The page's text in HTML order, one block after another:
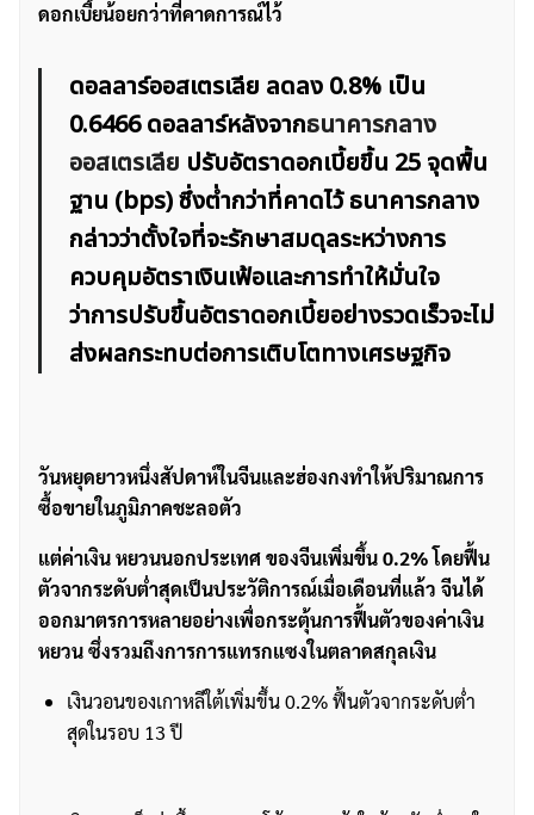
ดอกเบี้ยน้อยกว่าที่คาดการณ์ไว้
ดอลลาร์ออสเตรเลีย ลดลง 0.8% เป็น
0.6466 ดอลลาร์หลังจากธนาคารกลาง
ออสเตรเลีย ปรับอัตราดอกเบี้ยขึ้น 25 จุดพื้น
ฐาน (bps) ซึ่งต่ำกว่าที่คาดไว้ ธนาคารกลาง
กล่าวว่าตั้งใจที่จะรักษาสมดุลระหว่างการ
ควบคุมอัตราเงินเฟ้อและการทำให้มั่นใจ
ว่าการปรับขึ้นอัตราดอกเบี้ยอย่างรวดเร็วจะไม่
ส่งผลกระทบต่อการเติบโตทางเศรษฐกิจ
วันหยุดยาวหนึ่งสัปดาห์ในจีนและฮ่องกงทำให้ปริมาณการ
ซื้อขายในภูมิภาคชะลอตัว
แต่ค่าเงิน หยวนนอกประเทศ ของจีนเพิ่มขึ้น 0.2% โดยฟื้น
ตัวจากระดับต่ำสุดเป็นประวัติการณ์เมื่อเดือนที่แล้ว จีนได้
ออกมาตรการหลายอย่างเพื่อกระตุ้นการฟื้นตัวของค่าเงิน
หยวน ซึ่งรวมถึงการการแทรกแซงในตลาดสกุลเงิน
เงินวอนของเกาหลีใต้เพิ่มขึ้น 0.2% ฟื้นตัวจากระดับต่ำ
สุดในรอบ 13 ปี